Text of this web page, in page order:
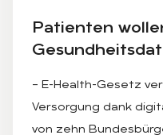
Pa­ti­en­ten
– E-Health-Gesetz
Versorgung dank
von zehn